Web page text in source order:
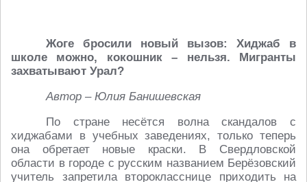
Жоге бросили новый вызов: Хиджаб в
школе можно, кокошник – нельзя. Мигранты
захватывают Урал?
Автор – Юлия Банишевская
По стране несётся волна скандалов с
хиджабами в учебных заведениях, только теперь
она обретает новые краски. В Свердловской
области в городе с русским названием Берёзовский
учитель запретила второкласснице приходить на